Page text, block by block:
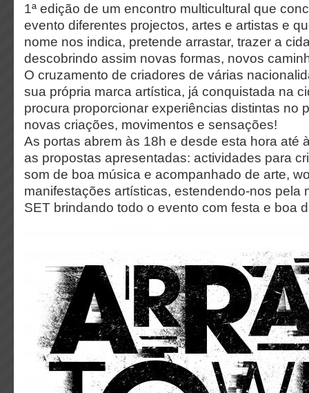
1ª edição de um encontro multicultural que
evento diferentes projectos, artes e artistas e
nome nos indica, pretende arrastar, trazer a
descobrindo assim novas formas, novos
O cruzamento de criadores de várias
sua própria marca artística, já conquistada na
procura proporcionar experiências distintas no
novas criações, movimentos e sensações!
As portas abrem às 18h e desde esta hora até
as propostas apresentadas: actividades para
som de boa música e acompanhado de arte,
manifestações artísticas, estendendo-nos pela
SET brindando todo o evento com festa e boa